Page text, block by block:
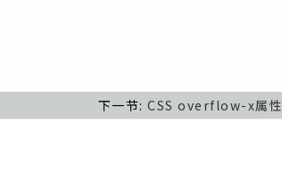
下一节:CSS overflow-x属性